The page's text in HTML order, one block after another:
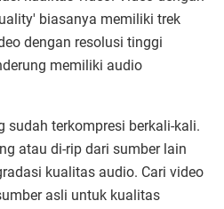
biasanya memiliki trek
dengan resolusi tinggi
memiliki audio
sudah terkompresi berkali-kali.
atau di-rip dari sumber lain
kualitas audio. Cari video
asli untuk kualitas